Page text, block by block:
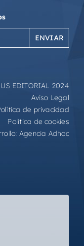
Correo
electrónico
EDITORIAL 2024
Aviso Legal
de privacidad
Política de cookies
Agencia Adhoc